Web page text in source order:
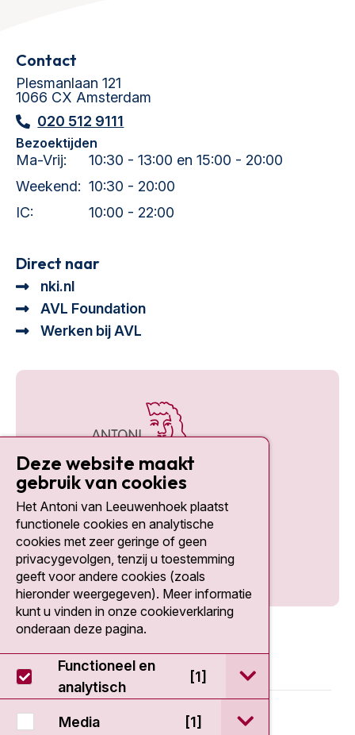
Contact
Plesmanlaan 121
1066 CX Amsterdam
020 512 9111
Bezoektijden
Ma-Vrij:
10:30 - 13:00 en 15:00 - 20:00
Weekend: 10:30 - 20:00
IC:
10:00 - 22:00
Direct naar
nki.nl
AVL Foundation
Werken bij AVL
Social media
© 2026 - Antoni van Leeuwenhoek
Deze website maakt
gebruik van cookies
Het Antoni van Leeuwenhoek plaatst
functionele cookies en analytische
cookies met zeer geringe of geen
privacygevolgen, tenzij u toestemming
geeft voor andere cookies (zoals
hieronder weergegeven). Meer informatie
kunt u vinden in onze cookieverklaring
onderaan deze pagina.
Functioneel en
analytisch
[1] open / sluit
Media [1] open / sluit